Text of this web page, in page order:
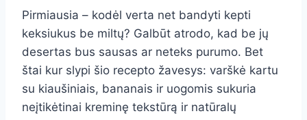
Pirmiausia – kodėl verta net bandyti kepti
keksiukus be miltų? Galbūt atrodo, kad be jų
desertas bus sausas ar neteks purumo. Bet
štai kur slypi šio recepto žavesys: varškė kartu
su kiaušiniais, bananais ir uogomis sukuria
neįtikėtinai kreminę tekstūrą ir natūralų